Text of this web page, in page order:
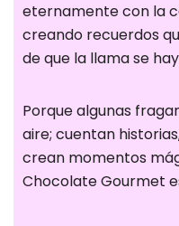
eternamente con la
creando recuerdos
de que la llama se
Porque algunas
aire; cuentan
crean momentos
Chocolate Gourmet